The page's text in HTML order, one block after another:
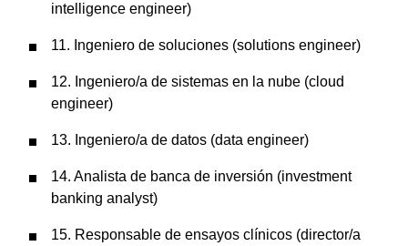
intelligence engineer)
11. Ingeniero de soluciones (solutions engineer)
12. Ingeniero/a de sistemas en la nube (cloud
engineer)
13. Ingeniero/a de datos (data engineer)
14. Analista de banca de inversión (investment
banking analyst)
15. Responsable de ensayos clínicos (director/a